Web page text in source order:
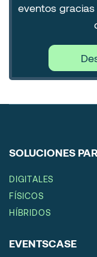
eventos
SOLUCIONES
DIGITALES
FÍSICOS
HÍBRIDOS
EVENTSCASE